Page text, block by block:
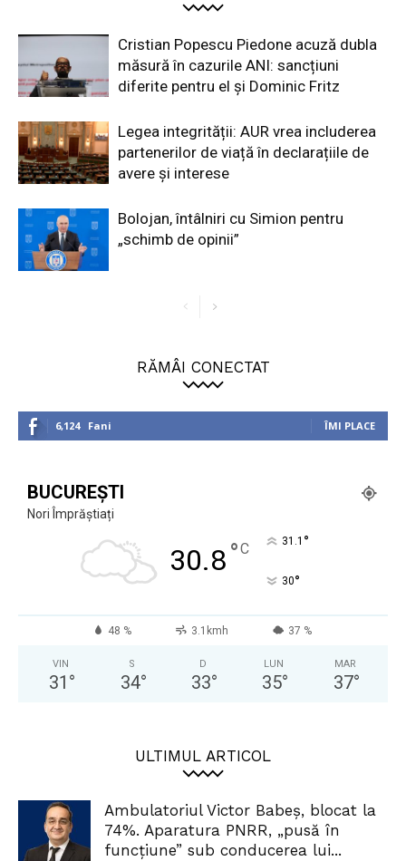
Cristian Popescu Piedone acuză dubla
măsură în cazurile ANI: sancțiuni
diferite pentru el și Dominic Fritz
Legea integrității: AUR vrea includerea
partenerilor de viață în declarațiile de
avere și interese
Bolojan, întâlniri cu Simion pentru
„schimb de opinii”
RĂMÂI CONECTAT
6,124 Fani ÎMI PLACE
BUCUREȘTI
Nori Împrăștiați
30.8°C 31.1 °
30°
48 % 3.1kmh 37 %
VIN
31 °
S
34°
D
33°
LUN
35°
MAR
37°
ULTIMUL ARTICOL
Ambulatoriul Victor Babeș, blocat la
74%. Aparatura PNRR, „pusă în
funcțiune” sub conducerea lui...